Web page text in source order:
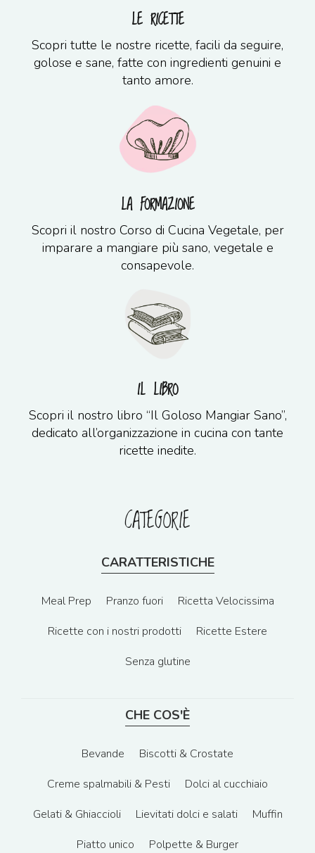
LE RICETTE
Scopri tutte le nostre ricette, facili da seguire,
golose e sane, fatte con ingredienti genuini e
tanto amore.
LA FORMAZIONE
Scopri il nostro Corso di Cucina Vegetale, per
imparare a mangiare più sano, vegetale e
consapevole.
IL LIBRO
Scopri il nostro libro “Il Goloso Mangiar Sano”,
dedicato all’organizzazione in cucina con tante
ricette inedite.
CATEGORIE
CARATTERISTICHE
Meal Prep Pranzo fuori
Ricetta Velocissima
Ricette con i nostri prodotti
Ricette Estere
Senza glutine
CHE COS'È
Bevande
Biscotti & Crostate
Creme spalmabili & Pesti
Dolci al cucchiaio
Gelati & Ghiaccioli
Lievitati dolci e salati
Muffin
Piatto unico
Polpette & Burger